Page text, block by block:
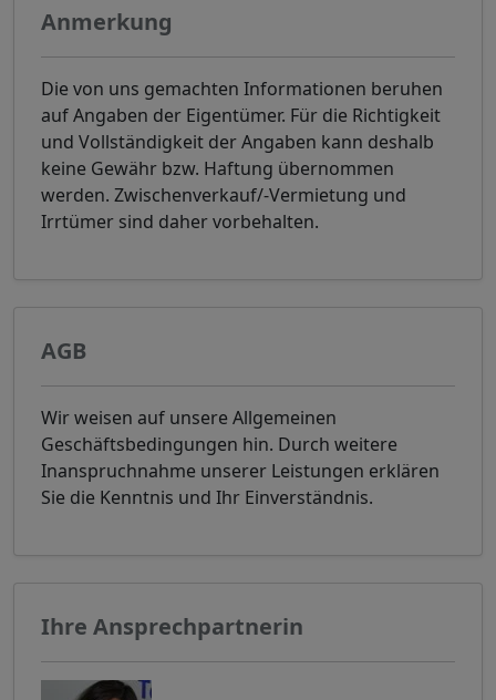
Anmerkung
Die von uns gemachten Informationen beruhen
auf Angaben der Eigentümer. Für die Richtigkeit
und Vollständigkeit der Angaben kann deshalb
keine Gewähr bzw. Haftung übernommen
werden. Zwischenverkauf/-Vermietung und
Irrtümer sind daher vorbehalten.
AGB
Wir weisen auf unsere Allgemeinen
Geschäftsbedingungen hin. Durch weitere
Inanspruchnahme unserer Leistungen erklären
Sie die Kenntnis und Ihr Einverständnis.
Ihre Ansprechpartnerin